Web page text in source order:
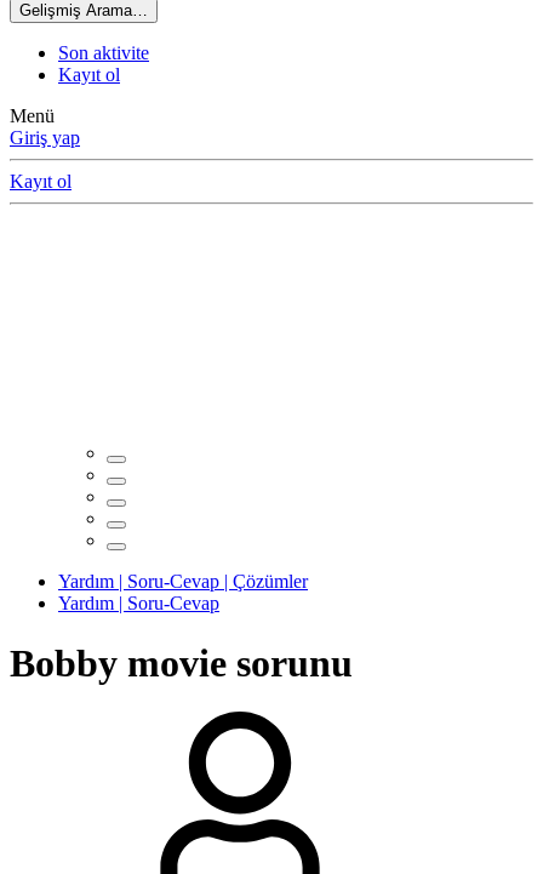
Gelişmiş Arama…
Son aktivite
Kayıt ol
Menü
Giriş yap
Kayıt ol
Yardım | Soru-Cevap | Çözümler
Yardım | Soru-Cevap
Bobby movie sorunu